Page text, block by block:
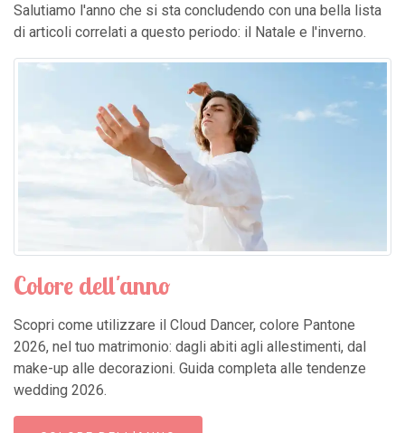
Salutiamo l'anno che si sta concludendo con una bella lista
di articoli correlati a questo periodo: il Natale e l'inverno.
Colore dell'anno
Scopri come utilizzare il Cloud Dancer, colore Pantone
2026, nel tuo matrimonio: dagli abiti agli allestimenti, dal
make-up alle decorazioni. Guida completa alle tendenze
wedding 2026.